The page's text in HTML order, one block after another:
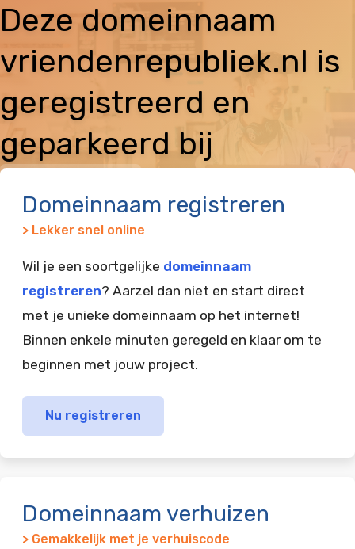
Deze domeinnaam
vriendenrepubliek.nl is
geregistreerd en
geparkeerd bij
Domeinnaam registreren
> Lekker snel online
Wil je een soortgelijke domeinnaam
registreren? Aarzel dan niet en start direct
met je unieke domeinnaam op het internet!
Binnen enkele minuten geregeld en klaar om te
beginnen met jouw project.
Nu registreren
Domeinnaam verhuizen
> Gemakkelijk met je verhuiscode